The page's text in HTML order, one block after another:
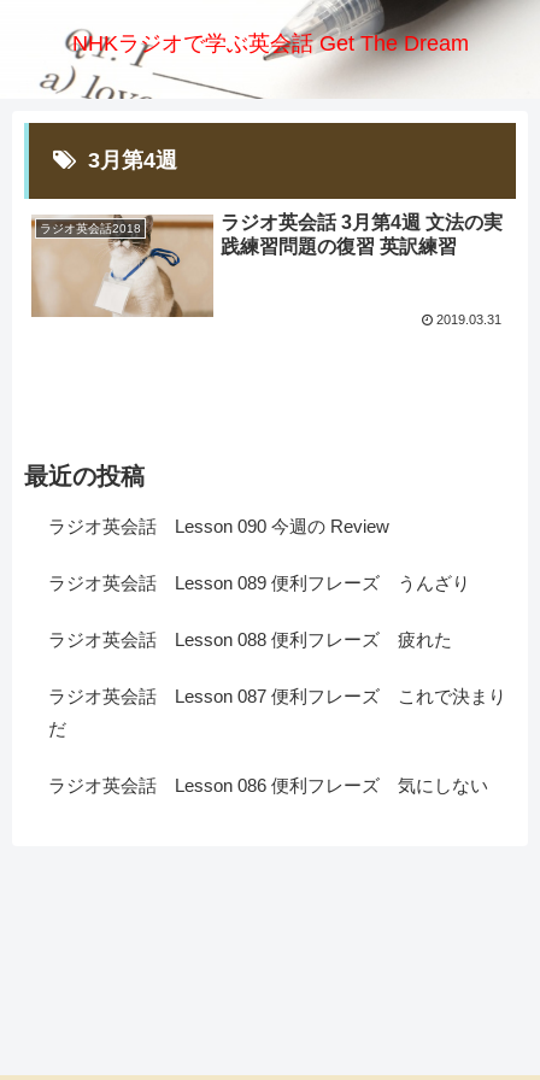
NHKラジオで学ぶ英会話 Get The Dream
3月第4週
ラジオ英会話2018
ラジオ英会話 3月第4週 文法の実
践練習問題の復習 英訳練習
2019.03.31
最近の投稿
ラジオ英会話 Lesson 090 今週の Review
ラジオ英会話 Lesson 089 便利フレーズ うんざり
ラジオ英会話 Lesson 088 便利フレーズ 疲れた
ラジオ英会話 Lesson 087 便利フレーズ これで決まり
だ
ラジオ英会話 Lesson 086 便利フレーズ 気にしない